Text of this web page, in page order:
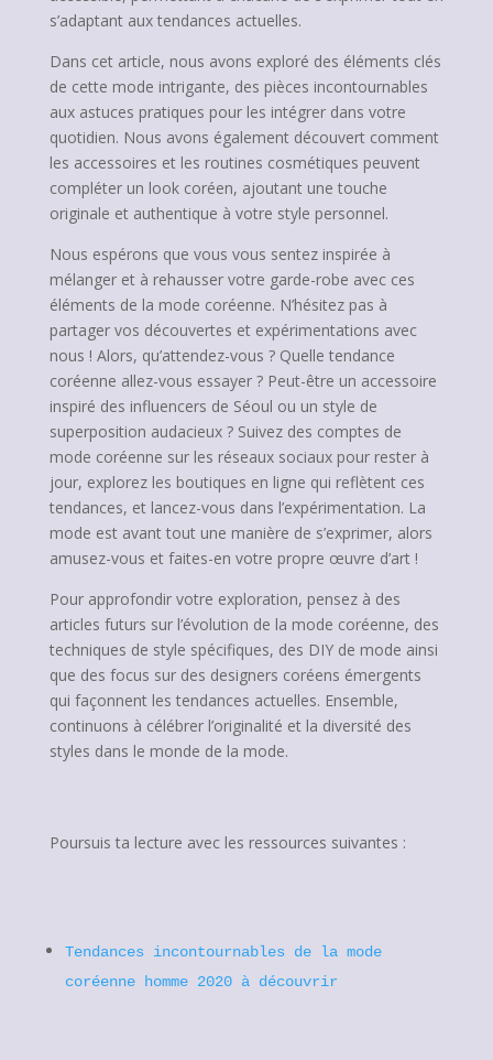
s’adaptant aux tendances actuelles.
Dans cet article, nous avons exploré des éléments clés
de cette mode intrigante, des pièces incontournables
aux astuces pratiques pour les intégrer dans votre
quotidien. Nous avons également découvert comment
les accessoires et les routines cosmétiques peuvent
compléter un look coréen, ajoutant une touche
originale et authentique à votre style personnel.
Nous espérons que vous vous sentez inspirée à
mélanger et à rehausser votre garde-robe avec ces
éléments de la mode coréenne. N’hésitez pas à
partager vos découvertes et expérimentations avec
nous ! Alors, qu’attendez-vous ? Quelle tendance
coréenne allez-vous essayer ? Peut-être un accessoire
inspiré des influencers de Séoul ou un style de
superposition audacieux ? Suivez des comptes de
mode coréenne sur les réseaux sociaux pour rester à
jour, explorez les boutiques en ligne qui reflètent ces
tendances, et lancez-vous dans l’expérimentation. La
mode est avant tout une manière de s’exprimer, alors
amusez-vous et faites-en votre propre œuvre d’art !
Pour approfondir votre exploration, pensez à des
articles futurs sur l’évolution de la mode coréenne, des
techniques de style spécifiques, des DIY de mode ainsi
que des focus sur des designers coréens émergents
qui façonnent les tendances actuelles. Ensemble,
continuons à célébrer l’originalité et la diversité des
styles dans le monde de la mode.
Poursuis ta lecture avec les ressources suivantes :
Tendances incontournables de la mode
coréenne homme 2020 à découvrir